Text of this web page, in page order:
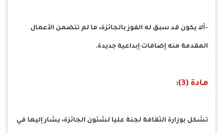
-ألا يكون قد سبق له الفوز بالجائزة، ما لم تتضمن الأعمال
المقدمة منه إضافات إبداعية جديدة.
مادة (3):
تشكل بوزارة الثقافة لجنة عليا لشئون الجائزة، يشار إليها في